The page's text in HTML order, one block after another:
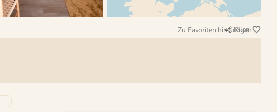
Zu Favoriten hinzufügen
Teilen